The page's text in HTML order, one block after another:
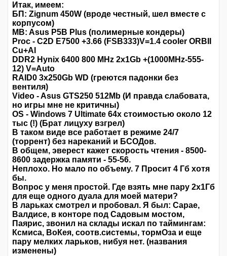
Итак, имеем:
БП: Zignum 450W (вроде честный, шел вместе с
корпусом)
MB: Asus P5B Plus (полимерные кондеры)
Proc - C2D E7500 +3.66 (FSB333)V=1.4 cooler ORBII
Cu+Al
DDR2 Hynix 6400 800 MHz 2x1Gb +(1000MHz-555-
12) V=Auto
RAID0 3x250Gb WD (греются падонки без
вентиля)
Video - Asus GTS250 512Mb (И правда слабовата,
но игры мне не критичны)
OS - Windows 7 Ultimate 64х стоимостью около 12
тыс (!) (Брат лицуху взгрел)
В таком виде все работает в режиме 24/7
(торрент) без нареканий и БСОДов.
В общем, эверест кажет скорость чтения - 8500-
8600 задержка памяти - 55-56.
Неплохо. Но мало по объему. 7 Просит 4 Гб хотя
бы.
Вопрос у меня простой. Где взять мне пару 2х1Гб
для еще одного дуала для моей матери?
В ларьках смотрел и пробовал. Я был: Сарае,
Валдисе, в конторе под Садовым мостом,
Паярис, звонил на склады искал по таймингам:
Ксмиса, ВоКея, соотв.системы, тормОза и еще
пару мелких ларьков, нибуя нет. (названия
изменены)